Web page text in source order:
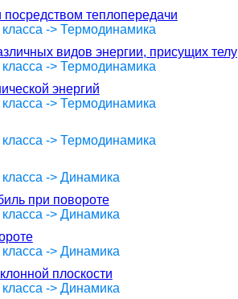
теплопередачи
-> Термодинамика
видов энергии, присущих телу
-> Термодинамика
энергий
-> Термодинамика
-> Термодинамика
-> Динамика
при повороте
-> Динамика
-> Динамика
плоскости
-> Динамика